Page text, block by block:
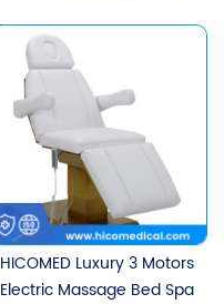
Sambungan Kosmetik
Perubatan
HICOMED Luxury 3 Motors
Electric Massage Bed Spa